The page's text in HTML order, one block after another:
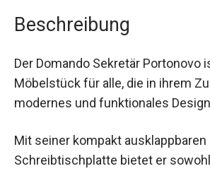
Beschreibung
Der Domando Sekretär Portonovo
Möbelstück für alle, die in ihrem
modernes und funktionales
Mit seiner kompakt ausklappbaren
Schreibtischplatte bietet er